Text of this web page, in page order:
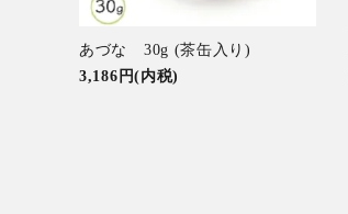
あづな 30g (茶缶入り)
3,186円(内税)